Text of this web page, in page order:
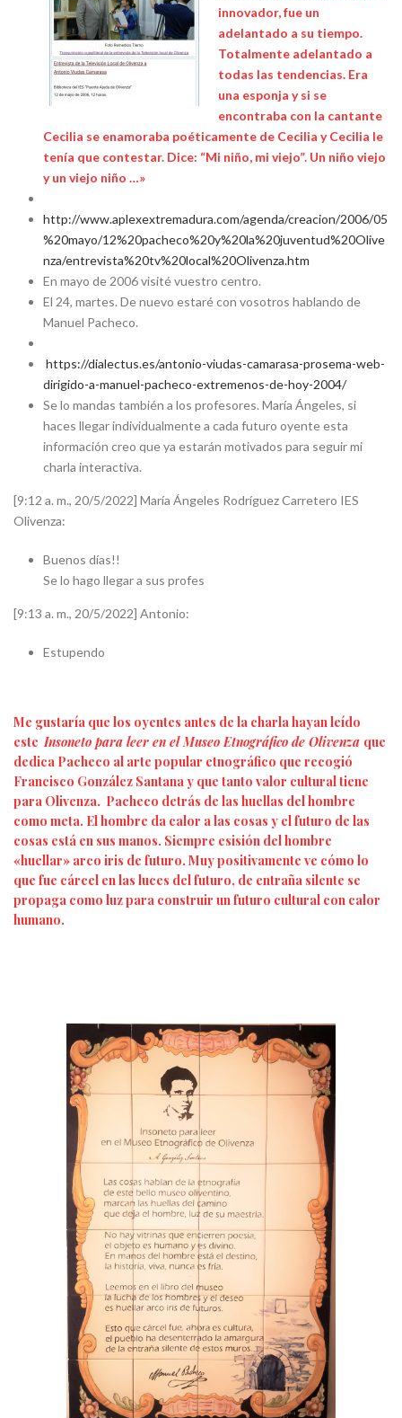
innovador, fue un
adelantado a su tiempo.
Totalmente adelantado a
todas las tendencias. Era
una esponja y si se
encontraba con la cantante
Cecilia se enamoraba poéticamente de Cecilia y Cecilia le
tenía que contestar. Dice: “Mi niño, mi viejo”. Un niño viejo
y un viejo niño …»
http://www.aplexextremadura.com/agenda/creacion/2006/05
%20mayo/12%20pacheco%20y%20la%20juventud%20Olive
nza/entrevista%20tv%20local%20Olivenza.htm
En mayo de 2006 visité vuestro centro.
El 24, martes. De nuevo estaré con vosotros hablando de
Manuel Pacheco.
https://dialectus.es/antonio-viudas-camarasa-prosema-web-
dirigido-a-manuel-pacheco-extremenos-de-hoy-2004/
Se lo mandas también a los profesores. María Ángeles, si
haces llegar individualmente a cada futuro oyente esta
información creo que ya estarán motivados para seguir mi
charla interactiva.
[9:12 a. m., 20/5/2022] María Ángeles Rodríguez Carretero IES
Olivenza:
Buenos días!!
Se lo hago llegar a sus profes
[9:13 a. m., 20/5/2022] Antonio:
Estupendo
Me gustaría que los oyentes antes de la charla hayan leído
este Insoneto para leer en el Museo Etnográfico de Olivenza que
dedica Pacheco al arte popular etnográfico que recogió
Francisco González Santana y que tanto valor cultural tiene
para Olivenza. Pacheco detrás de las huellas del hombre
como meta. El hombre da calor a las cosas y el futuro de las
cosas está en sus manos. Siempre esisión del hombre
«huellar» arco iris de futuro. Muy positivamente ve cómo lo
que fue cárcel en las luces del futuro, de entraña silente se
propaga como luz para construir un futuro cultural con calor
humano.